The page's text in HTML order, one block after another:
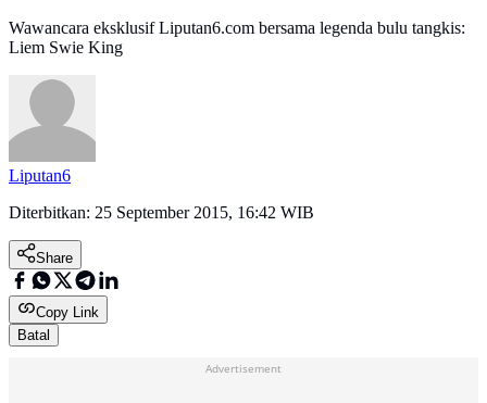
Wawancara eksklusif Liputan6.com bersama legenda bulu tangkis:
Liem Swie King
Liputan6
Diterbitkan: 25 September 2015, 16:42 WIB
Share
Copy Link
Batal
Advertisement